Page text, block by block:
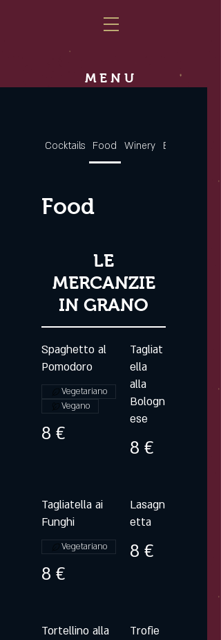
MENU
Cocktails Food Winery Beers
Food
LE
MERCANZIE
IN GRANO
Spaghetto al
Pomodoro
8 €
Vegetariano
Vegano
Tagliat
ella
alla
Bologn
ese
8 €
Tagliatella ai
Funghi
8 €
Vegetariano
Lasagn
etta
8 €
Tortellino alla
Trofie